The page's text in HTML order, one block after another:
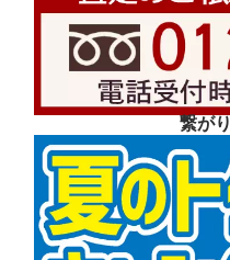
繋が